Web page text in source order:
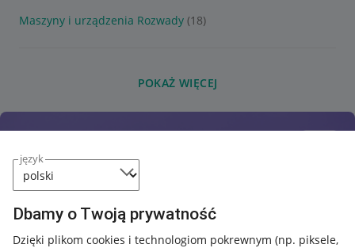
język
Dbamy o Twoją prywatność
Dzięki plikom cookies i technologiom pokrewnym (np. piksele,
Maszyny i urządzenia Rozwady (18)
POKAŻ WIĘCEJ